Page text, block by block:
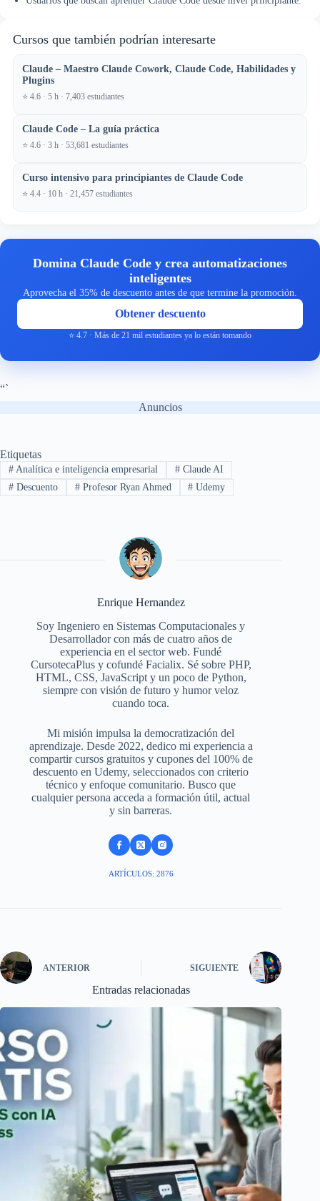
Cursos que también podrían interesarte
Claude – Maestro Claude Cowork, Claude Code, Habilidades y
Plugins
⭐ 4.6 · 5 h · 7,403 estudiantes
Claude Code – La guía práctica
⭐ 4.6 · 3 h · 53,681 estudiantes
Curso intensivo para principiantes de Claude Code
⭐ 4.4 · 10 h · 21,457 estudiantes
Domina Claude Code y crea automatizaciones
inteligentes
Aprovecha el 35% de descuento antes de que termine la promoción.
Obtener descuento
⭐ 4.7 · Más de 21 mil estudiantes ya lo están tomando
“`
Anuncios
Etiquetas
#Analítica e inteligencia empresarial #Claude AI
#Descuento #Profesor Ryan Ahmed # Udemy
Enrique Hernandez
Soy Ingeniero en Sistemas Computacionales y
Desarrollador con más de cuatro años de
experiencia en el sector web. Fundé
CursotecaPlus y cofundé Facialix. Sé sobre PHP,
HTML, CSS, JavaScript y un poco de Python,
siempre con visión de futuro y humor veloz
cuando toca.
Mi misión impulsa la democratización del
aprendizaje. Desde 2022, dedico mi experiencia a
compartir cursos gratuitos y cupones del 100% de
descuento en Udemy, seleccionados con criterio
técnico y enfoque comunitario. Busco que
cualquier persona acceda a formación útil, actual
y sin barreras.
ARTÍCULOS: 2876
ANTERIOR SIGUIENTE
Entradas relacionadas